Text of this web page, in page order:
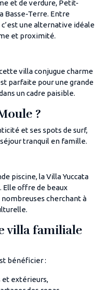
et de verdure, Petit-
Basse-Terre. Entre
une alternative idéale
et proximité.
villa conjugue charme
parfaite pour une grande
un cadre paisible.
?
et ses spots de surf,
tranquil en famille.
piscine, la Villa Yuccata
Elle offre de beaux
cherchant à
villa familiale
bénéficier :
et extérieurs,